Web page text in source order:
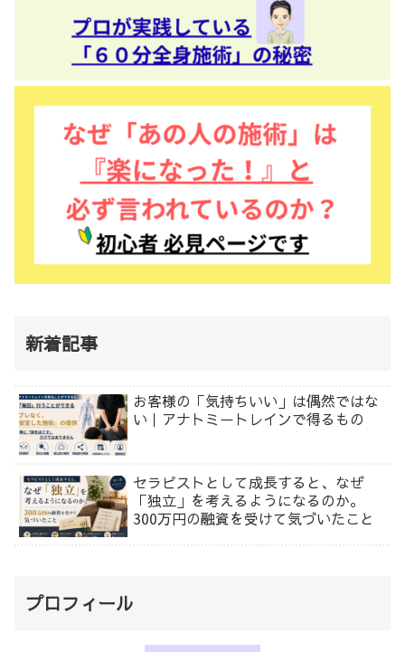
新着記事
お客様の「気持ちいい」は偶然ではな
い｜アナトミートレインで得るもの
セラピストとして成長すると、なぜ
「独立」を考えるようになるのか。
300万円の融資を受けて気づいたこと
プロフィール